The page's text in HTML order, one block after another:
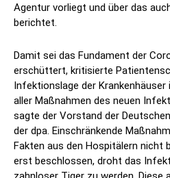
Agentur vorliegt und über das
berichtet.
Damit sei das Fundament der
erschüttert, kritisierte
Infektionslage der
aller Maßnahmen des neuen
sagte der Vorstand der
der dpa. Einschränkende
Fakten aus den Hospitälern nicht
erst beschlossen, droht das